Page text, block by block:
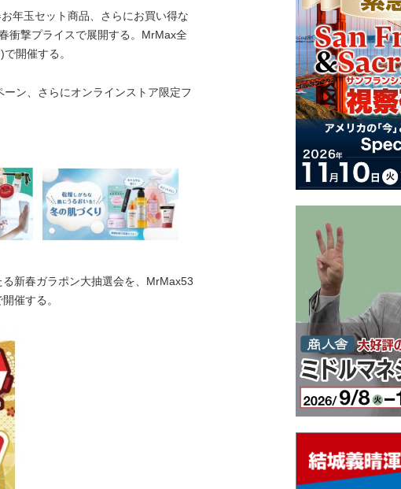
年玉セット商品、さらにお買い得な
衝撃プライスで展開する。MrMax全
開催する。
ン、さらにオンラインストア限定フ
新春ガラポン大抽選会を、MrMax53
催する。